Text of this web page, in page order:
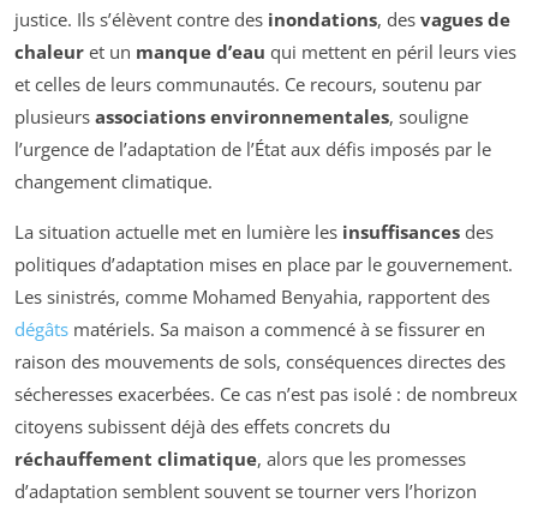
justice. Ils s’élèvent contre des inondations, des vagues de
chaleur et un manque d’eau qui mettent en péril leurs vies
et celles de leurs communautés. Ce recours, soutenu par
plusieurs associations environnementales, souligne
l’urgence de l’adaptation de l’État aux défis imposés par le
changement climatique.
La situation actuelle met en lumière les insuffisances des
politiques d’adaptation mises en place par le gouvernement.
Les sinistrés, comme Mohamed Benyahia, rapportent des
dégâts matériels. Sa maison a commencé à se fissurer en
raison des mouvements de sols, conséquences directes des
sécheresses exacerbées. Ce cas n’est pas isolé : de nombreux
citoyens subissent déjà des effets concrets du
réchauffement climatique, alors que les promesses
d’adaptation semblent souvent se tourner vers l’horizon